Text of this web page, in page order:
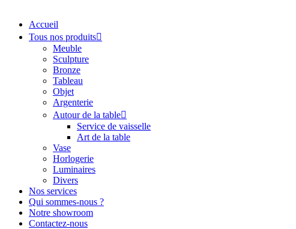
Accueil
Tous nos produits
Meuble
Sculpture
Bronze
Tableau
Objet
Argenterie
Autour de la table
Service de vaisselle
Art de la table
Vase
Horlogerie
Luminaires
Divers
Nos services
Qui sommes-nous ?
Notre showroom
Contactez-nous